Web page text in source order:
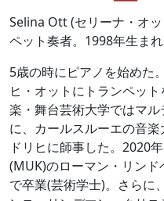
Selina Ott (セリーナ・オ
ペット奏者。1998年生まれ
5歳の時にピアノを始めた
ヒ・オットにトランペッ
楽・舞台芸術大学ではマ
に、カールスルーエの音
ドリヒに師事した。2020
(MUK)のローマン・リン
で卒業(芸術学士)。さらに